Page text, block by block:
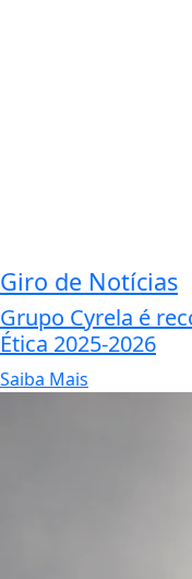
Giro de Notícias
Grupo Cyrela é
Ética 2025-2026
Saiba Mais